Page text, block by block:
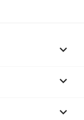


